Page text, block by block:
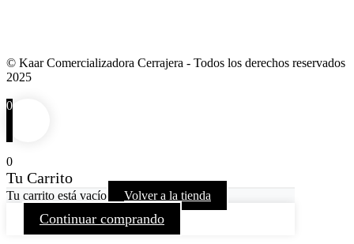
© Kaar Comercializadora Cerrajera - Todos los derechos reservados
2025
0
0
Tu Carrito
Tu carrito está vacío Volver a la tienda
Continuar comprando